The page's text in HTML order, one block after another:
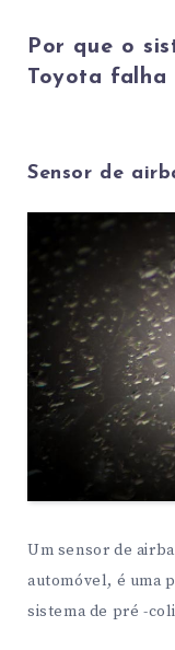
Por que o
Toyota falha
Sensor de
Um sensor de
automóvel, é uma
sistema de pré -